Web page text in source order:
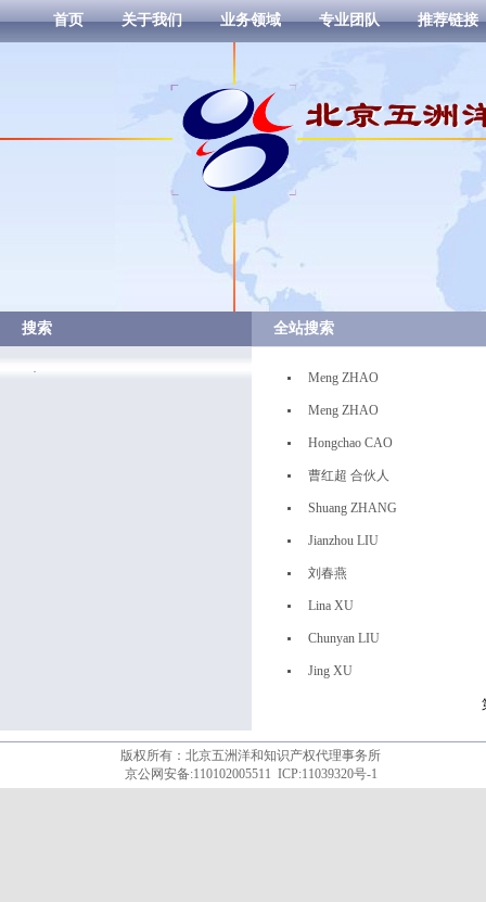
首页 关于我们 业务领域 专业团队 推荐链接
搜索
·
全站搜索
Meng ZHAO
Meng ZHAO
Hongchao CAO
曹红超 合伙人
Shuang ZHANG
Jianzhou LIU
刘春燕
Lina XU
Chunyan LIU
Jing XU
版权所有：北京五洲洋和知识产权代理事务所
京公网安备:110102005511 ICP:11039320号-1